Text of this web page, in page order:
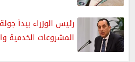
رئيس الوزراء يبدأ
المشروعات الخدمية